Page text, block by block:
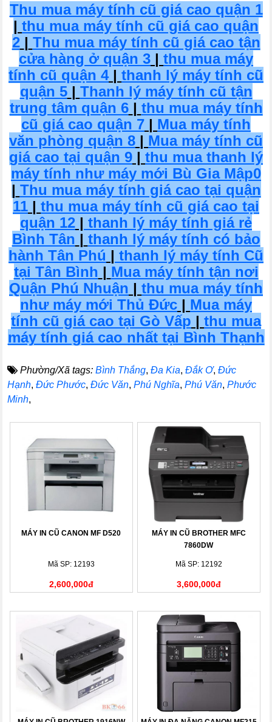
Thu mua máy tính cũ giá cao quận 1
| thu mua máy tính cũ giá cao quận
2 | Thu mua máy tính cũ giá cao tận
cửa hàng ở quận 3 | thu mua máy
tính cũ quận 4 | thanh lý máy tính cũ
quận 5 | Thanh lý máy tính cũ tận
trung tâm quận 6 | thu mua máy tính
cũ giá cao quận 7 | Mua máy tính
văn phòng quận 8 | Mua máy tính cũ
giá cao tại quận 9 | thu mua thanh lý
máy tính như máy mới Bù Gia Mập0
| Thu mua máy tính giá cao tại quận
11 | thu mua máy tính cũ giá cao tại
quận 12 | thanh lý máy tính giá rẻ
Bình Tân | thanh lý máy tính có bảo
hành Tân Phú | thanh lý máy tính Cũ
tại Tân Bình | Mua máy tính tận nơi
Quận Phú Nhuận | thu mua máy tính
như máy mới Thủ Đức | Mua máy
tính cũ giá cao tại Gò Vấp | thu mua
máy tính giá cao nhất tại Bình Thạnh
Phường/Xã tags: Bình Thắng,Đa Kia,Đắk Ơ,Đức
Hạnh,Đức Phước,Đức Văn,Phú Nghĩa,Phú Văn,Phước
Minh,
MÁY IN CŨ CANON MF D520
Mã SP: 12193
2,600,000đ
MÁY IN CŨ BROTHER MFC
7860DW
Mã SP: 12192
3,600,000đ